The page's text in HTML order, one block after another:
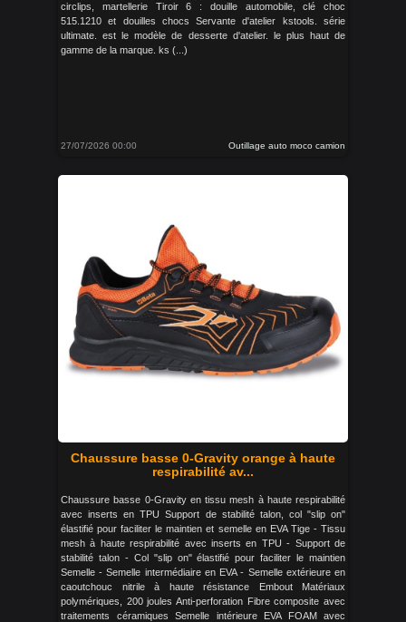
circlips, martellerie Tiroir 6 : douille automobile, clé choc
515.1210 et douilles chocs Servante d'atelier kstools. série
ultimate. est le modèle de desserte d'atelier. le plus haut de
gamme de la marque. ks (...)
27/07/2026 00:00 Outillage auto moco camion
Chaussure basse 0-Gravity orange à haute
respirabilité av...
Chaussure basse 0-Gravity en tissu mesh à haute respirabilité
avec inserts en TPU Support de stabilité talon, col "slip on"
élastifié pour faciliter le maintien et semelle en EVA Tige - Tissu
mesh à haute respirabilité avec inserts en TPU - Support de
stabilité talon - Col "slip on" élastifié pour faciliter le maintien
Semelle - Semelle intermédiaire en EVA - Semelle extérieure en
caoutchouc nitrile à haute résistance Embout Matériaux
polymériques, 200 joules Anti-perforation Fibre composite avec
traitements céramiques Semelle intérieure EVA FOAM avec